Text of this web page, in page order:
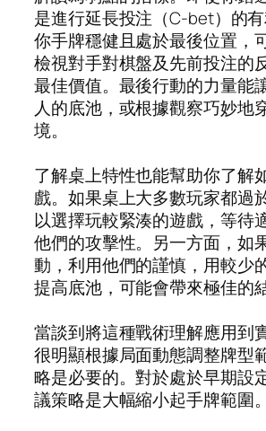
是進行延長投注（C-bet）的
你手牌穩健且處於最後位置，
檢視對手對棋盤及先前投注的
最佳價值。最後行動的力量能
人的底池，或根據觀察巧妙地
境。
了解桌上特性也能幫助你了解
戲。如果桌上大多數玩家都過
以選擇玩較緊湊的遊戲，等待
他們的攻擊性。另一方面，如
動，利用他們的謹慎，用較少
提高底池，可能會帶來極佳的結
當談到將這種戰術理解應用到
很明顯根據局面動態調整牌型
略是必要的。對於處於早期設
議策略是大幅縮小起手牌範圍。